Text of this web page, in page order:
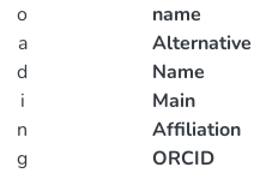
o
a
d
i
n
g
name
Alternative
Name
Main
Affiliation
ORCID